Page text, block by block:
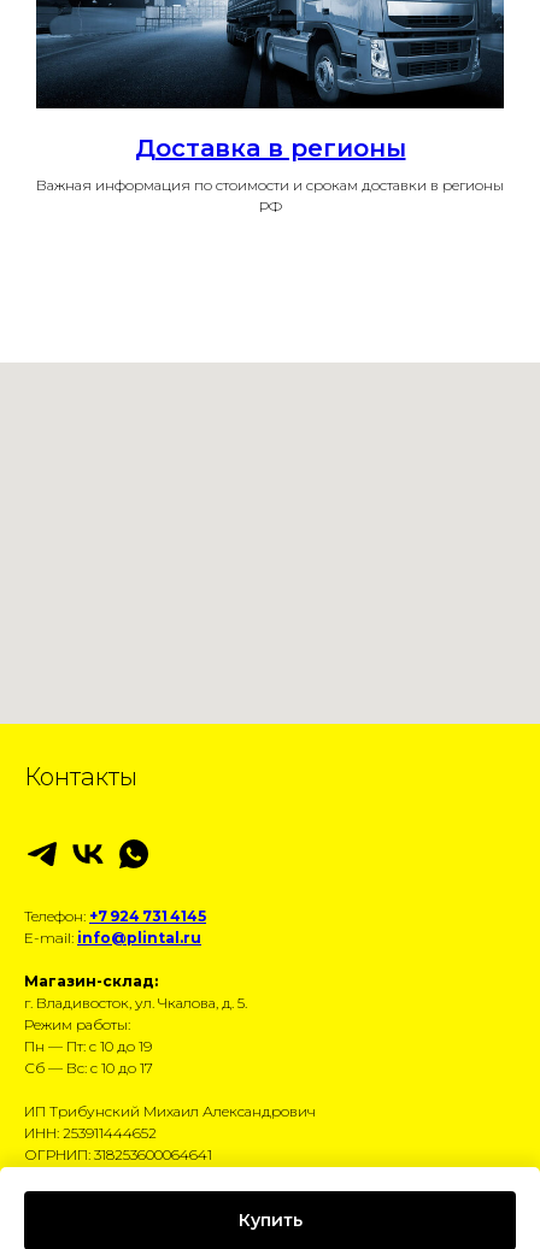
Купить
Доставка в регионы
Важная информация по стоимости и срокам доставки в регионы
РФ
Контакты
Телефон: +7 924 731 4145
E-mail: info@plintal.ru
Магазин-склад:
г. Владивосток, ул. Чкалова, д. 5.
Режим работы:
Пн — Пт: с 10 до 19
Сб — Вс: с 10 до 17
ИП Трибунский Михаил Александрович
ИНН: 253911444652
ОГРНИП: 318253600064641
Размещённые данные носят информационный
характер и не являются публичной офертой.